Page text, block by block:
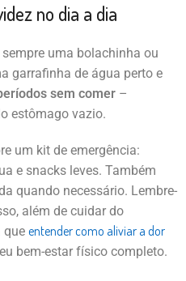
no dia a dia
uma bolachinha ou
garrafinha de água perto e
sem comer–
estômago vazio.
um kit de emergência:
e snacks leves. Também
quando necessário. Lembre-
além de cuidar do
que entender como aliviar a dor
bem-estar físico completo.